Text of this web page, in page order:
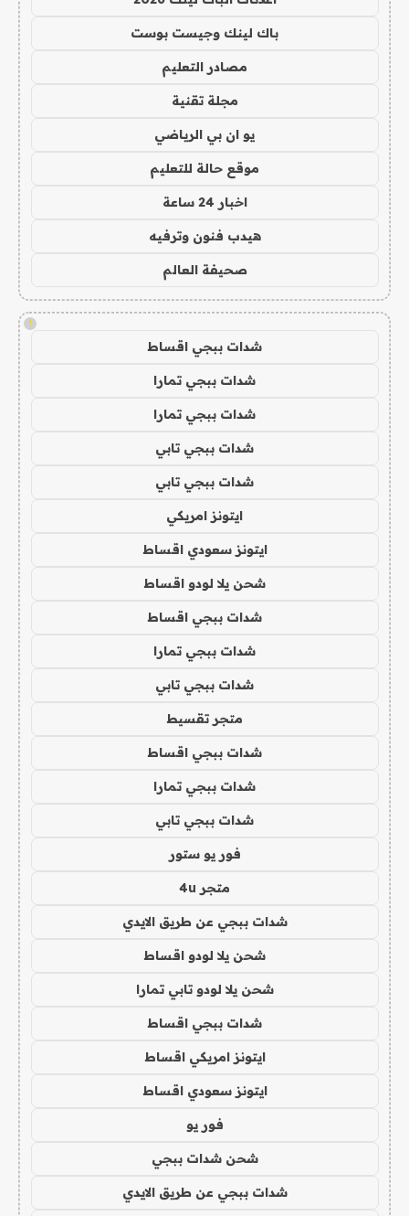
باك لينك وجيست بوست
مصادر التعليم
مجلة تقنية
يو ان بي الرياضي
موقع حالة للتعليم
اخبار 24 ساعة
هيدب فنون وترفيه
صحيفة العالم
!
شدات ببجي اقساط
شدات ببجي تمارا
شدات ببجي تمارا
شدات ببجي تابي
شدات ببجي تابي
ايتونز امريكي
ايتونز سعودي اقساط
شحن يلا لودو اقساط
شدات ببجي اقساط
شدات ببجي تمارا
شدات ببجي تابي
متجر تقسيط
شدات ببجي اقساط
شدات ببجي تمارا
شدات ببجي تابي
فور يو ستور
متجر 4u
شدات ببجي عن طريق الايدي
شحن يلا لودو اقساط
شحن يلا لودو تابي تمارا
شدات ببجي اقساط
ايتونز امريكي اقساط
ايتونز سعودي اقساط
فور يو
شحن شدات ببجي
شدات ببجي عن طريق الايدي